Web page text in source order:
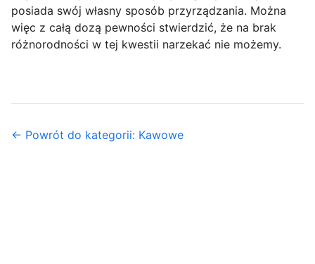
posiada swój własny sposób przyrządzania. Można
więc z całą dozą pewności stwierdzić, że na brak
różnorodności w tej kwestii narzekać nie możemy.
← Powrót do kategorii: Kawowe